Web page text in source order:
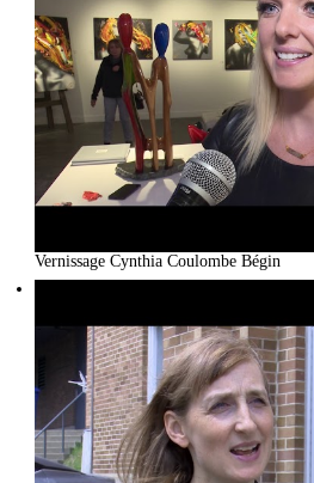
Vernissage Cynthia Coulombe Bégin